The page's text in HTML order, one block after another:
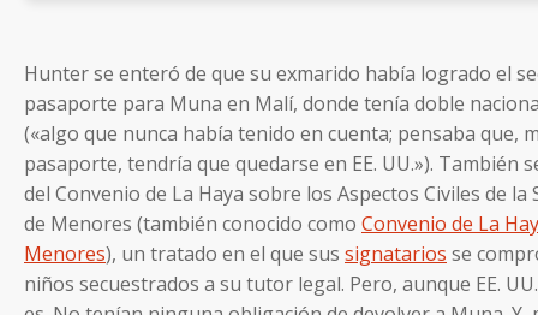
Hunter se enteró de que su exmarido había logrado el
pasaporte para Muna en Malí, donde tenía doble
(«algo que nunca había tenido en cuenta; pensaba que,
pasaporte, tendría que quedarse en EE. UU.»). También
del Convenio de La Haya sobre los Aspectos Civiles de
de Menores (también conocido como Convenio de La
Menores), un tratado en el que sus signatarios se
niños secuestrados a su tutor legal. Pero, aunque EE.